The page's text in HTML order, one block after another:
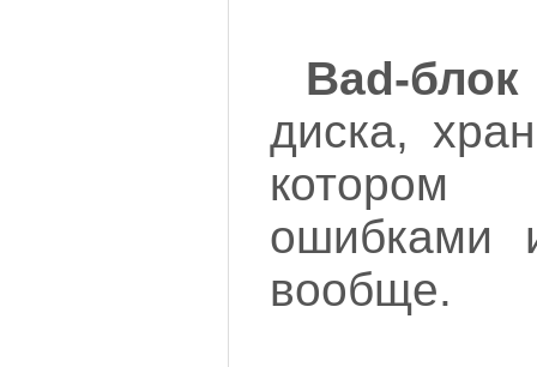
Bad-блок
диска,
ошибками
вообще.